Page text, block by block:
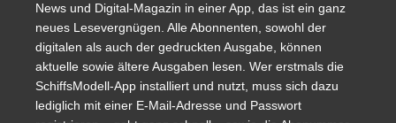
News und Digital-Magazin in einer App, das ist ein ganz
neues Lesevergnügen. Alle Abonnenten, sowohl der
digitalen als auch der gedruckten Ausgabe, können
aktuelle sowie ältere Ausgaben lesen. Wer erstmals die
SchiffsModell-App installiert und nutzt, muss sich dazu
lediglich mit einer E-Mail-Adresse und Passwort